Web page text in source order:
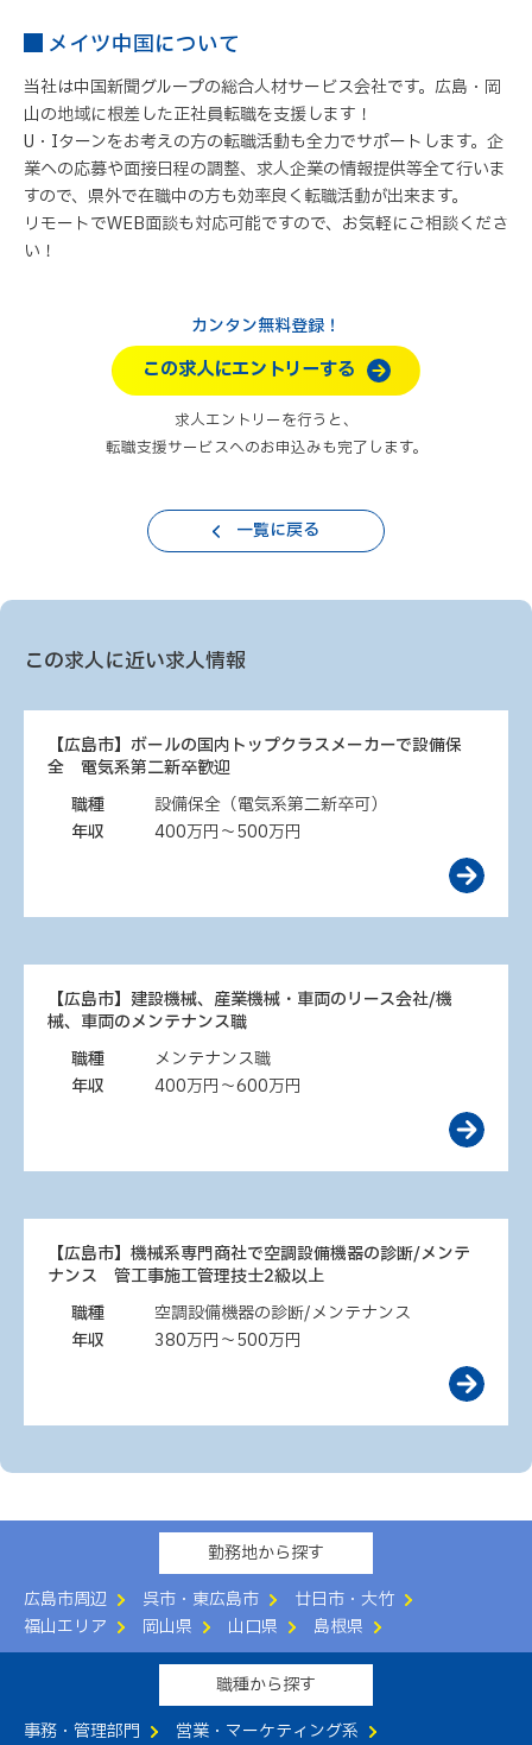
メイツ中国について
当社は中国新聞グループの総合人材サービス会社です。広島・岡
山の地域に根差した正社員転職を支援します！
U・Iターンをお考えの方の転職活動も全力でサポートします。企
業への応募や面接日程の調整、求人企業の情報提供等全て行いま
すので、県外で在職中の方も効率良く転職活動が出来ます。
リモートでWEB面談も対応可能ですので、お気軽にご相談くださ
い！
カンタン無料登録！
この求人にエントリーする
求人エントリーを行うと、
転職支援サービスへのお申込みも完了します。
一覧に戻る
この求人に近い求人情報
【広島市】ボールの国内トップクラスメーカーで設備保
全 電気系第二新卒歓迎
職種
設備保全（電気系第二新卒可）
年収
400万円～500万円
【広島市】建設機械、産業機械・車両のリース会社/機
械、車両のメンテナンス職
職種
メンテナンス職
年収
400万円～600万円
【広島市】機械系専門商社で空調設備機器の診断/メンテ
ナンス 管工事施工管理技士2級以上
職種
空調設備機器の診断/メンテナンス
年収
380万円～500万円
勤務地から探す
広島市周辺
呉市・東広島市
廿日市・大竹
福山エリア
岡山県 山口県 島根県
職種から探す
事務・管理部門
営業・マーケティング系